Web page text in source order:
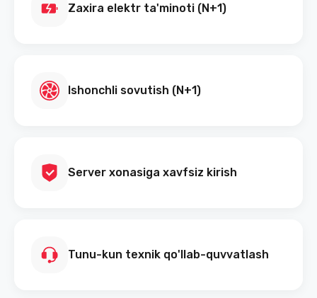
Zaxira elektr ta'minoti (N+1)
Ishonchli sovutish (N+1)
Server xonasiga xavfsiz kirish
Tunu-kun texnik qo'llab-quvvatlash